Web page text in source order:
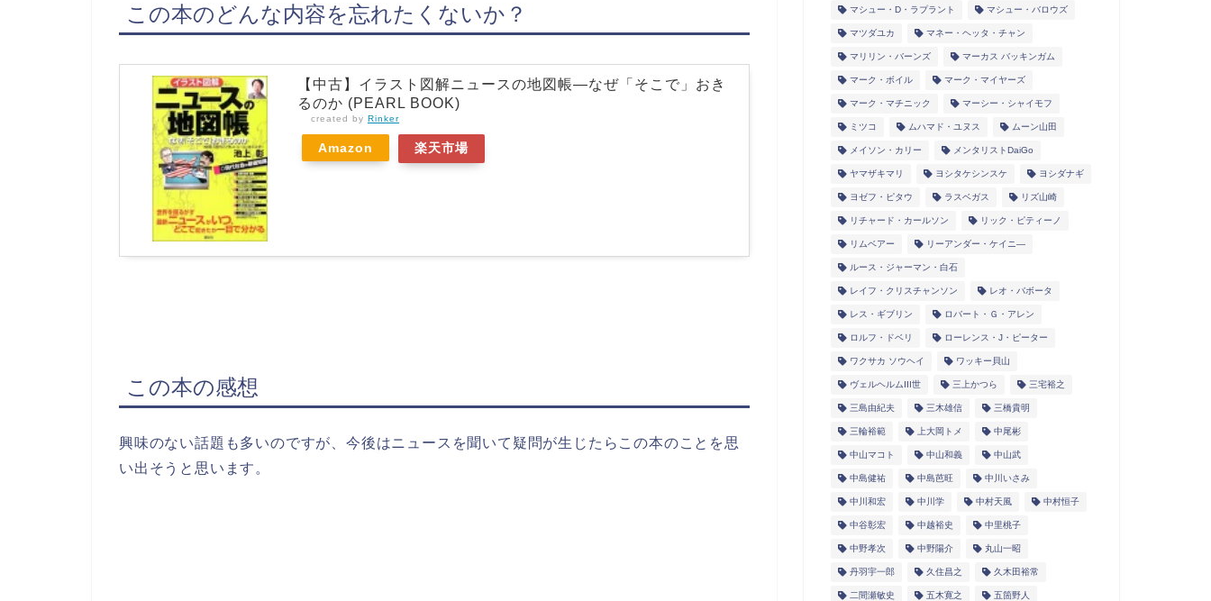
この本のどんな内容を忘れたくないか？
【中古】イラスト図解ニュースの地図帳―なぜ「そこで」おき
るのか (PEARL BOOK)
created by Rinker
Amazon 楽天市場
この本の感想
興味のない話題も多いのですが、今後はニュースを聞いて疑問が生じたらこの本のことを思
い出そうと思います。
マシュー・D・ラプラント マシュー・バロウズ
マツダユカ マネー・ヘッタ・チャン
マリリン・バーンズ マーカス バッキンガム
マーク・ボイル マーク・マイヤーズ
マーク・マチニック マーシー・シャイモフ
ミツコ ムハマド・ユヌス ムーン山田
メイソン・カリー メンタリストDaiGo
ヤマザキマリ ヨシタケシンスケ ヨシダナギ
ヨゼフ・ピタウ ラスベガス リズ山崎
リチャード・カールソン リック・ピティーノ
リムベアー リーアンダー・ケイニ―
ルース・ジャーマン・白石
レイフ・クリスチャンソン レオ・バボータ
レス・ギブリン ロバート・Ｇ・アレン
ロルフ・ドベリ ローレンス・J・ピーター
ワクサカ ソウヘイ ワッキー貝山
ヴェルヘルムIII世 三上かつら 三宅裕之
三島由紀夫 三木雄信 三橋貴明
三輪裕範 上大岡トメ 中尾彬
中山マコト 中山和義 中山武
中島健祐 中島芭旺 中川いさみ
中川和宏 中川学 中村天風 中村恒子
中谷彰宏 中越裕史 中里桃子
中野孝次 中野陽介 丸山一昭
丹羽宇一郎 久住昌之 久木田裕常
二間瀬敏史 五木寛之 五箇野人